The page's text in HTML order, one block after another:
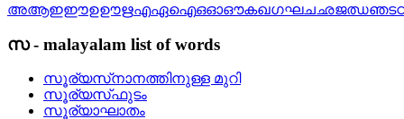
അആഇഈഉഊഋഎഏഐഒഓഔകഖഗഘചഛജഝഞട
സ- malayalam list of words
സൂര്യസ്‌നാനത്തിനുള്ള മുറി
സൂര്യസ്‌ഫുടം
സൂര്യാഘാതം